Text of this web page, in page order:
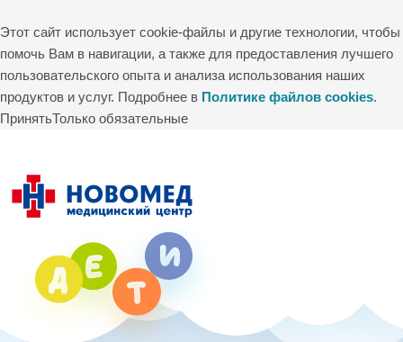
Этот сайт использует cookie-файлы и другие технологии, чтобы
помочь Вам в навигации, а также для предоставления лучшего
пользовательского опыта и анализа использования наших
продуктов и услуг. Подробнее в Политике файлов cookies.
ПринятьТолько обязательные